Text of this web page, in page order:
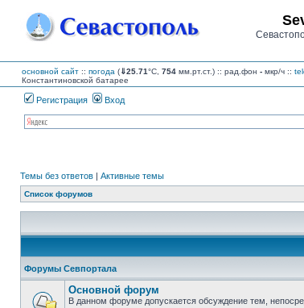
основной сайт :: погода (⇓25.71°C, 754 мм.рт.ст.) :: рад.фон - мкр/ч ::
Константиновской батарее
Регистрация Вход
Темы без ответов | Активные темы
Список форумов
Форумы Севпортала
Основной форум
В данном форуме допускается обсуждение тем,